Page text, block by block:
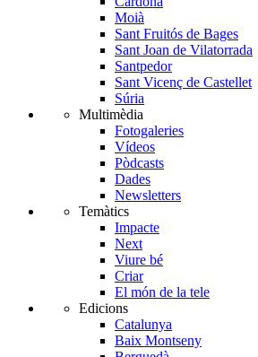
Moià
Sant Fruitós de Bages
Sant Joan de Vilatorrada
Santpedor
Sant Vicenç de Castellet
Súria
Multimèdia
Fotogaleries
Vídeos
Pòdcasts
Dades
Newsletters
Temàtics
Impacte
Next
Viure bé
Criar
El món de la tele
Edicions
Catalunya
Baix Montseny